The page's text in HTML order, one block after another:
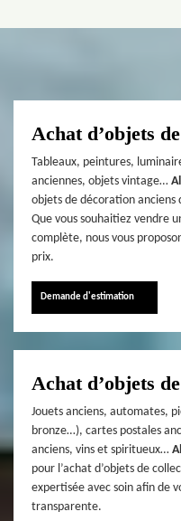
Achat d’objets
Tableaux, peintures,
anciennes, objets vintage…
objets de décoration anciens
Que vous souhaitiez vendre
complète, nous vous
prix.
Demande d'estimation
Achat d’objets
Jouets anciens, automates,
bronze…), cartes postales
anciens, vins et spiritueux…
pour l’achat d’objets de
expertisée avec soin afin de
transparente.